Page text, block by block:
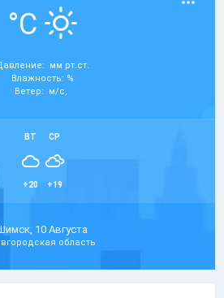
°C
мм рт.ст.
Влажность: %
Ветер: м/с,
ВТ
+20
СР
+19
10 Августа
область